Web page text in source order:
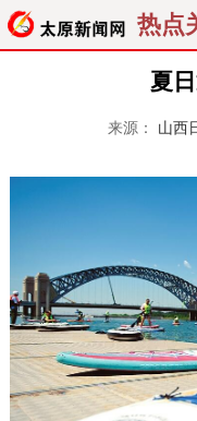
热点
夏
来源： 山西